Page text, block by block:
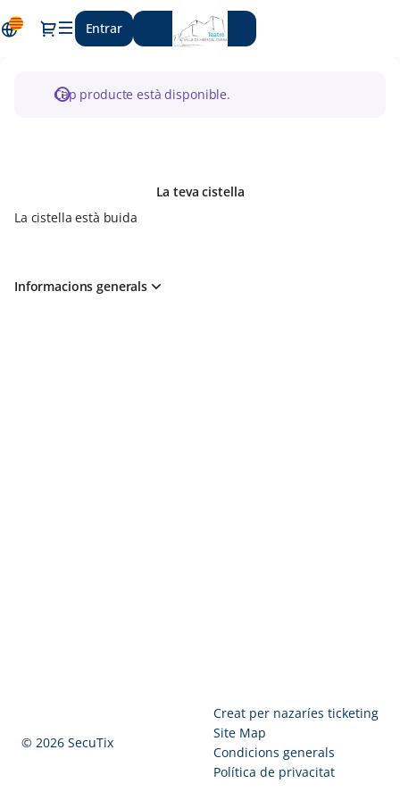
Diàleg
Entrar Creeu un compte
d'esdeveniments
Cap producte està disponible.
La teva cistella
La cistella està buida
Informacions generals
pàgina
© 2026 SecuTix
Creat per nazaríes ticketing
Site Map
Condicions generals
Política de privacitat